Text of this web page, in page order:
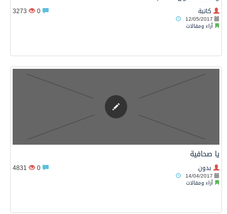
كاتبة
12/05/2017
آراء ومقالات
3273
يا صحافية
بدون
14/04/2017
آراء ومقالات
4831